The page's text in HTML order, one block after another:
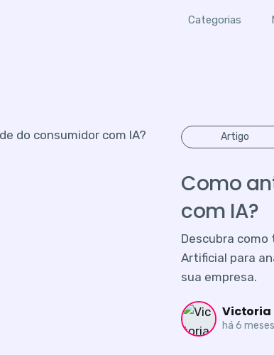
Categorias
Artigo
Como
com IA?
Descubra
Artificial para
sua empresa.
Victoria
há 6 meses